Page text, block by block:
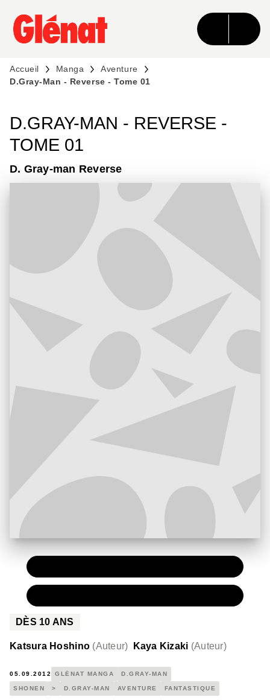
MENU RECHERCHE CONTENU
PIED DE PAGE
Accueil Manga
Aventure
D.Gray-Man - Reverse - Tome 01
D.GRAY-MAN - REVERSE -
TOME 01
D. Gray-man Reverse
DÈS 10 ANS
Katsura Hoshino (Auteur) Kaya Kizaki (Auteur)
05.09.2012 GLÉNAT MANGA D.GRAY-MAN
SHONEN > D.GRAY-MAN AVENTURE FANTASTIQUE